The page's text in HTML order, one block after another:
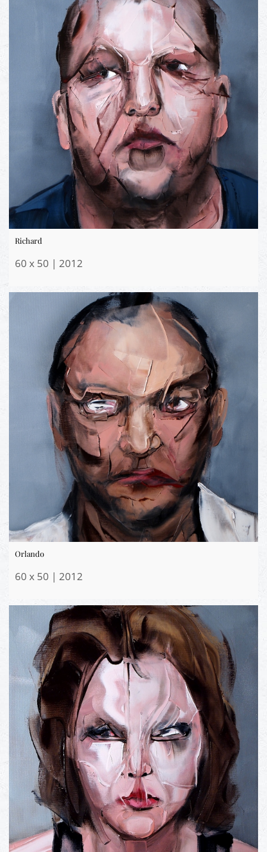
Richard
60 x 50 | 2012
Orlando
60 x 50 | 2012